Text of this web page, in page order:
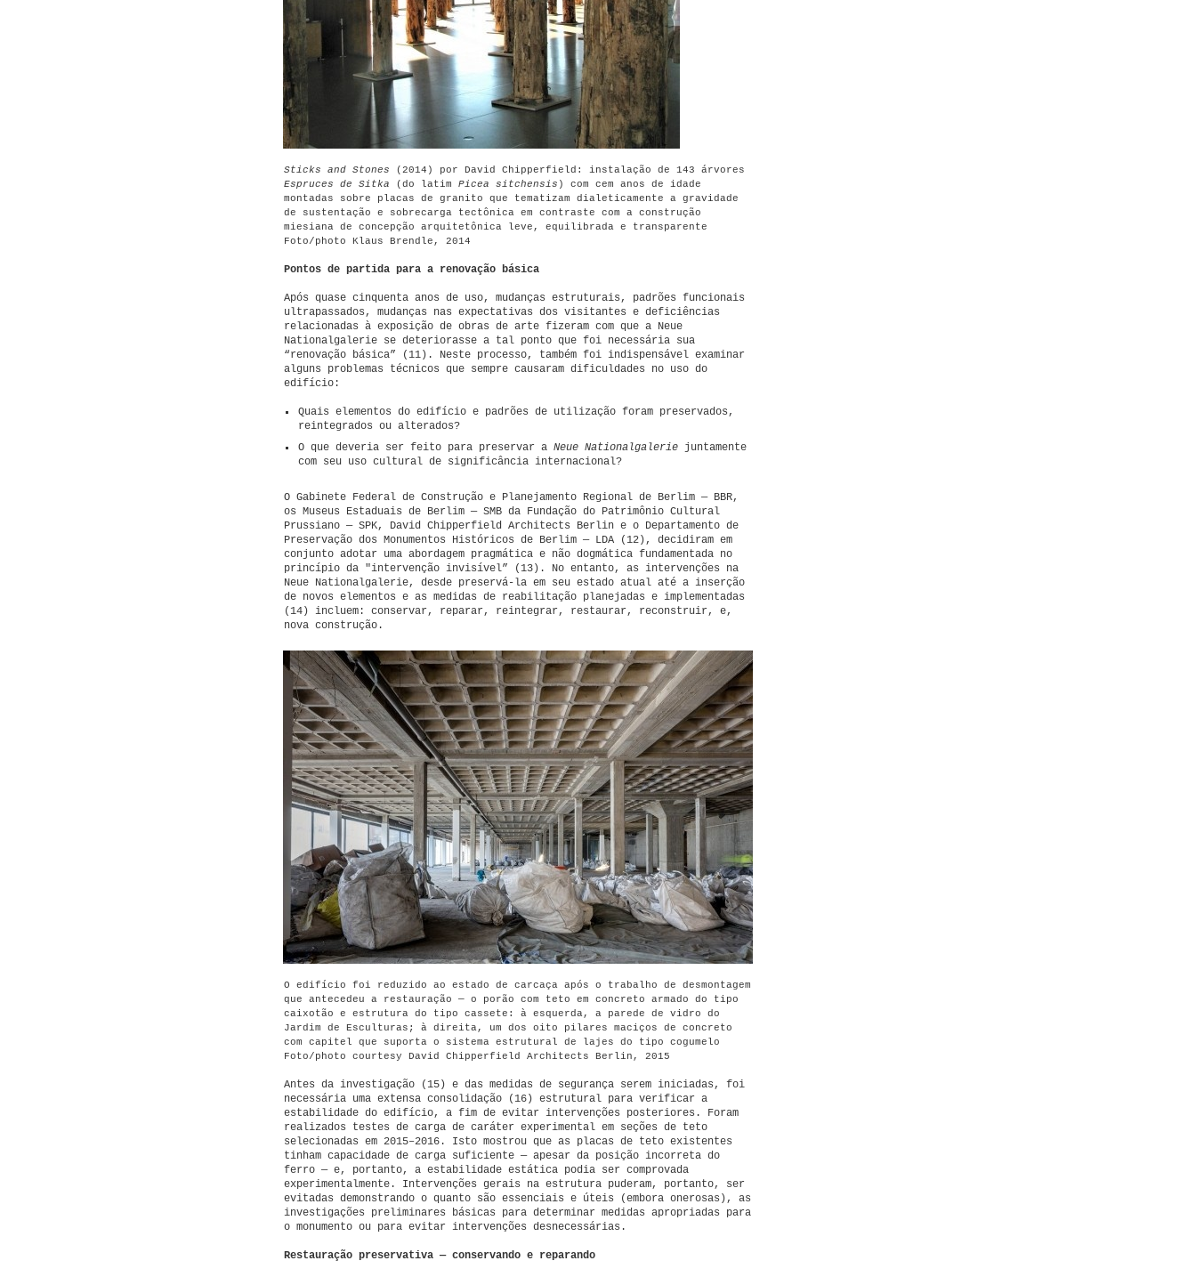
Sticks and Stones (2014) por David Chipperfield: instalação de 143 árvores
Espruces de Sitka (do latim Picea sitchensis ) com cem anos de idade
montadas sobre placas de granito que tematizam dialeticamente a gravidade
de sustentação e sobrecarga tectônica em contraste com a construção
miesiana de concepção arquitetônica leve, equilibrada e transparente
Foto/photo Klaus Brendle, 2014
Pontos de partida para a renovação básica
Após quase cinquenta anos de uso, mudanças estruturais, padrões funcionais
ultrapassados, mudanças nas expectativas dos visitantes e deficiências
relacionadas à exposição de obras de arte fizeram com que a Neue
Nationalgalerie se deteriorasse a tal ponto que foi necessária sua
“renovação básica” (11). Neste processo, também foi indispensável examinar
alguns problemas técnicos que sempre causaram dificuldades no uso do
edifício:
Quais elementos do edifício e padrões de utilização foram preservados,
reintegrados ou alterados?
O que deveria ser feito para preservar a Neue Nationalgalerie juntamente
com seu uso cultural de significância internacional?
O Gabinete Federal de Construção e Planejamento Regional de Berlim — BBR,
os Museus Estaduais de Berlim — SMB da Fundação do Patrimônio Cultural
Prussiano — SPK, David Chipperfield Architects Berlin e o Departamento de
Preservação dos Monumentos Históricos de Berlim — LDA (12), decidiram em
conjunto adotar uma abordagem pragmática e não dogmática fundamentada no
princípio da "intervenção invisível” (13). No entanto, as intervenções na
Neue Nationalgalerie, desde preservá-la em seu estado atual até a inserção
de novos elementos e as medidas de reabilitação planejadas e implementadas
(14) incluem: conservar, reparar, reintegrar, restaurar, reconstruir, e,
nova construção.
O edifício foi reduzido ao estado de carcaça após o trabalho de desmontagem
que antecedeu a restauração — o porão com teto em concreto armado do tipo
caixotão e estrutura do tipo cassete: à esquerda, a parede de vidro do
Jardim de Esculturas; à direita, um dos oito pilares maciços de concreto
com capitel que suporta o sistema estrutural de lajes do tipo cogumelo
Foto/photo courtesy David Chipperfield Architects Berlin, 2015
Antes da investigação (15) e das medidas de segurança serem iniciadas, foi
necessária uma extensa consolidação (16) estrutural para verificar a
estabilidade do edifício, a fim de evitar intervenções posteriores. Foram
realizados testes de carga de caráter experimental em seções de teto
selecionadas em 2015–2016. Isto mostrou que as placas de teto existentes
tinham capacidade de carga suficiente — apesar da posição incorreta do
ferro — e, portanto, a estabilidade estática podia ser comprovada
experimentalmente. Intervenções gerais na estrutura puderam, portanto, ser
evitadas demonstrando o quanto são essenciais e úteis (embora onerosas), as
investigações preliminares básicas para determinar medidas apropriadas para
o monumento ou para evitar intervenções desnecessárias.
Restauração preservativa — conservando e reparando